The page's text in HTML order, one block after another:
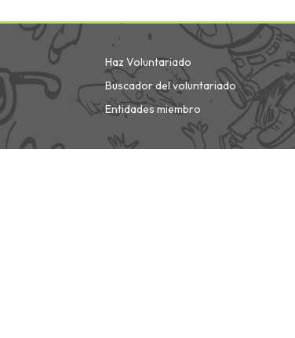
Haz Voluntariado
Buscador del voluntariado
Entidades miembro